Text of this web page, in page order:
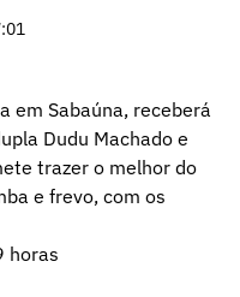
em Sabaúna, receberá
Dudu Machado e
trazer o melhor do
e frevo, com os
horas